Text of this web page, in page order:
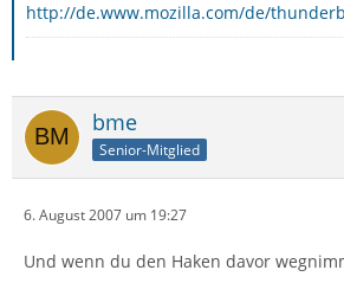
http://de.www.mozilla.com/de/
bme
Senior-Mitglied
6. August 2007 um 19:27
Und wenn du den Haken davor